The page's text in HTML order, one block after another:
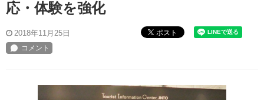
応・体験を強化
2018年11月25日 ポスト